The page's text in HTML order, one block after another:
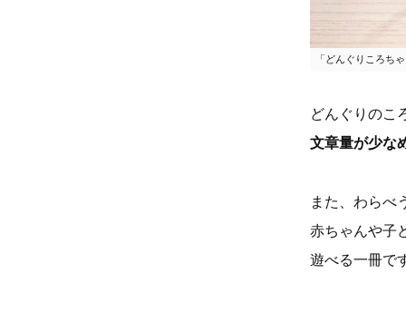
「どんぐりころち
どんぐりのこ
文章量が少な
また、わらべ
赤ちゃんや子
遊べる一冊で